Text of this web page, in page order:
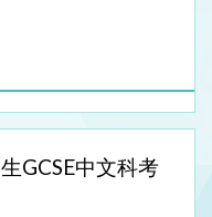
GCSE中文科考